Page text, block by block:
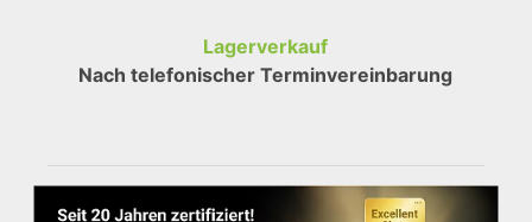
Lagerverkauf
Nach telefonischer Terminvereinbarung